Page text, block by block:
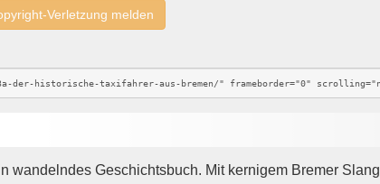
Verletzung melden
wandelndes Geschichtsbuch. Mit kernigem Bremer